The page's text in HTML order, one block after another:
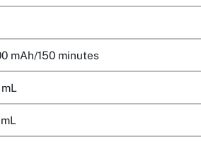
mAh/150 minutes